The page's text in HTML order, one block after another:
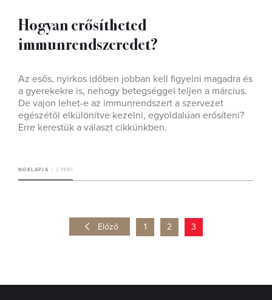
Hogyan erősítheted
immunrendszeredet?
Az esős, nyirkos időben jobban kell figyelni magadra és
a gyerekekre is, nehogy betegséggel teljen a március.
De vajon lehet-e az immunrendszert a szervezet
egészétől elkülönítve kezelni, egyoldalúan erősíteni?
Erre kerestük a választ cikkünkben.
NOKLAPJA 2 PERC
Előző 1 2 3